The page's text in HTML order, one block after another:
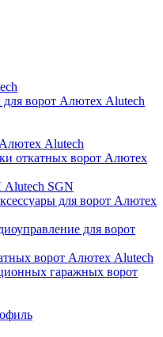
ворот Алютех Alutech
Alutech
откатных ворот Алютех
SGN
для ворот Алютех
для ворот
ворот Алютех Alutech
гаражных ворот